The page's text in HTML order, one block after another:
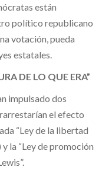
están
político republicano
votación, pueda
estatales.
DE LO QUE ERA”
impulsado dos
el efecto
“Ley de la libertad
la “Ley de promoción